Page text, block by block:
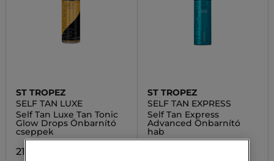
ST TROPEZ
SELF TAN LUXE
Self Tan Luxe Tan Tonic
Glow Drops Önbarnító
cseppek
21 100,00 Ft
ST TROPEZ
SELF TAN EXPRESS
Self Tan Express
Advanced Önbarnító
hab